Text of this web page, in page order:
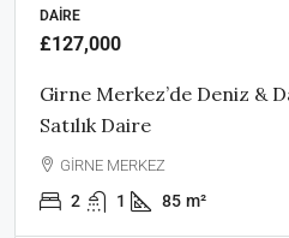
DAIRE
£127,000
Girne Merkez’de Deniz &
Satılık Daire
GİRNE MERKEZ
2 1 85 m²